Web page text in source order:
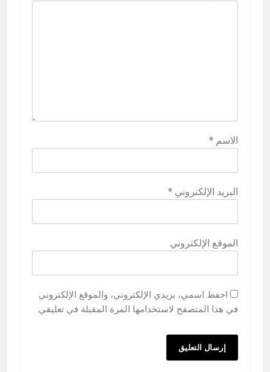
الاسم *
البريد الإلكتروني *
الموقع الإلكتروني
احفظ اسمي، بريدي الإلكتروني، والموقع الإلكتروني
في هذا المتصفح لاستخدامها المرة المقبلة في تعليقي.